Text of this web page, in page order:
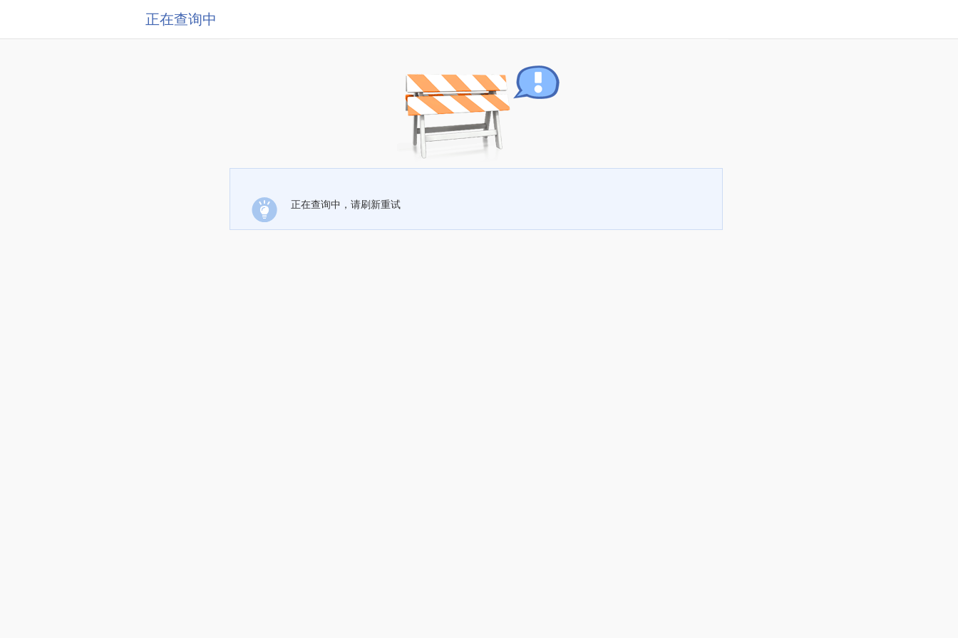
正在查询中
正在查询中，请刷新重试